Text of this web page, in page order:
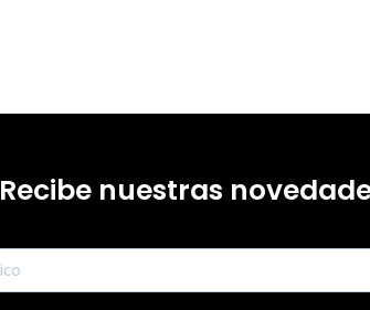
Recibe nuestras